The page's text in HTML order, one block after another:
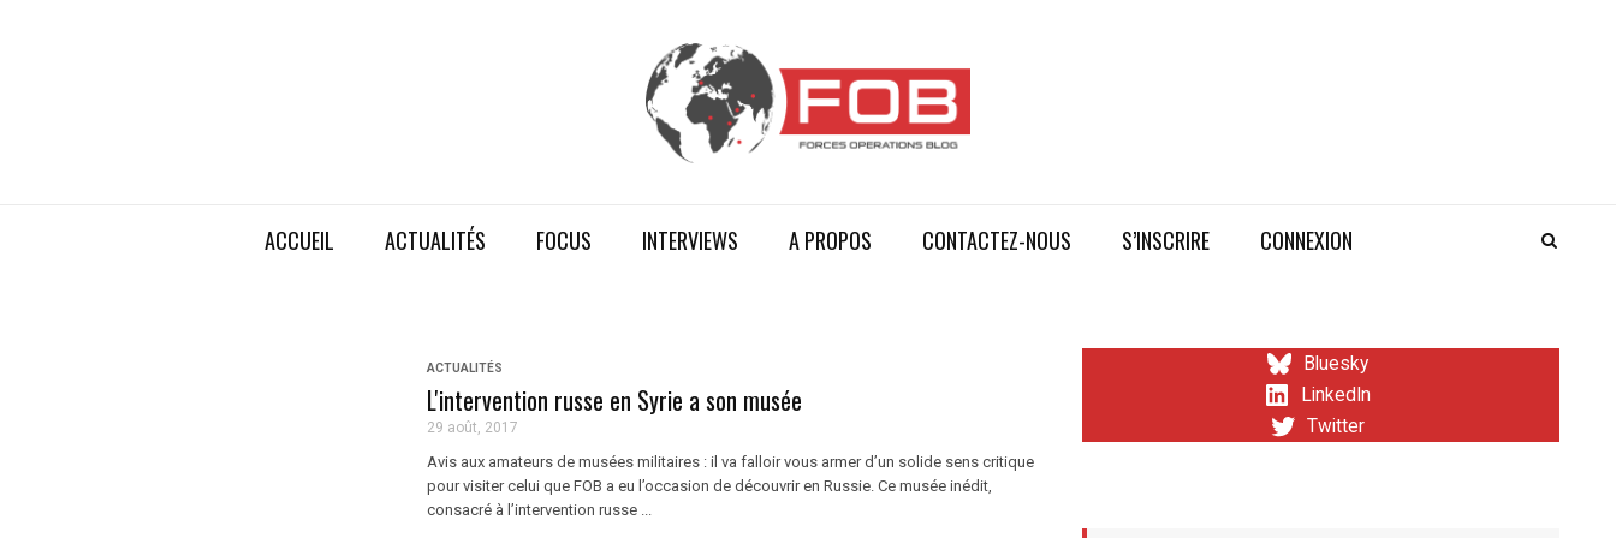
ACCUEIL ACTUALITÉS FOCUS INTERVIEWS A PROPOS CONTACTEZ-NOUS S’INSCRIRE CONNEXION
ACTUALITÉS
L'intervention russe en Syrie a son musée
29 août, 2017
Avis aux amateurs de musées militaires : il va falloir vous armer d’un solide sens critique
pour visiter celui que FOB a eu l’occasion de découvrir en Russie. Ce musée inédit,
consacré à l’intervention russe ...
Bluesky
LinkedIn
Twitter